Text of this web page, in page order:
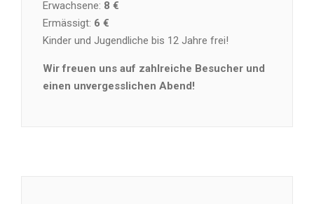
Erwachsene: 8 €
Ermässigt: 6 €
Kinder und Jugendliche bis 12 Jahre frei!
Wir freuen uns auf zahlreiche Besucher und
einen unvergesslichen Abend!